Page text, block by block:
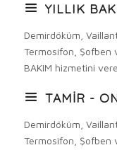
YILLIK
Demirdöküm,
Termosifon, Şofben
BAKIM hizmetini
TAMİR -
Demirdöküm,
Termosifon, Şofben